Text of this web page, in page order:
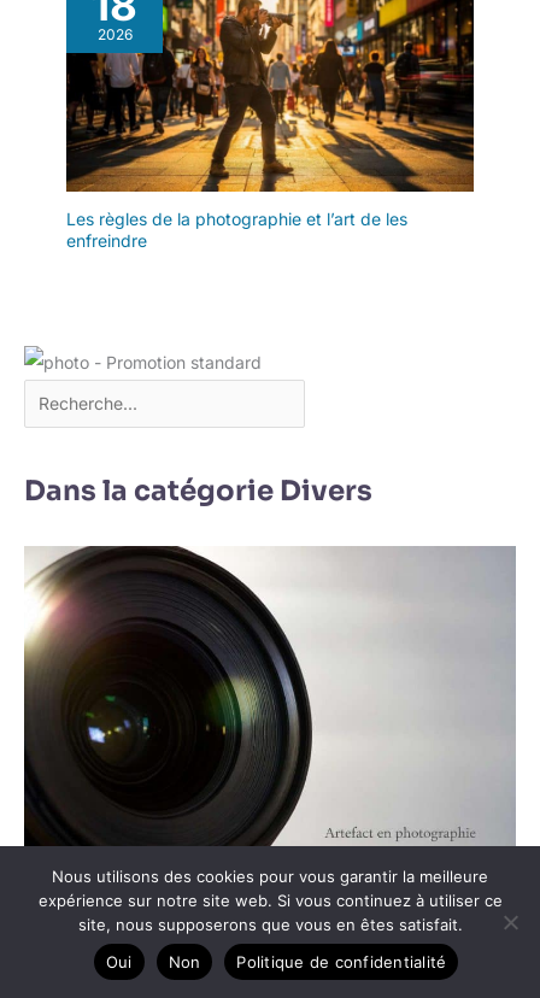
2026
Les règles de la photographie et l’art de les
enfreindre
Dans la catégorie Divers
Artefact en photographie : définition et causes
Nous utilisons des cookies pour vous garantir la meilleure
expérience sur notre site web. Si vous continuez à utiliser ce
site, nous supposerons que vous en êtes satisfait.
Oui
Non Politique de confidentialité